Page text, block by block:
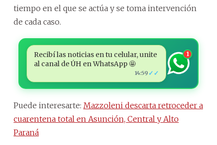
tiempo en el que se actúa y se toma intervención
de cada caso.
Recibí las noticias en tu celular, unite
al canal de ÚH en WhatsApp 🤩
14:59 ✓✓
1
Puede interesarte: Mazzoleni descarta retroceder a
cuarentena total en Asunción, Central y Alto
Paraná